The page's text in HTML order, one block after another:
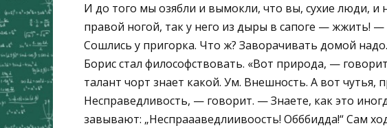
И до того мы озябли и вымокли, что вы, сухие люди, и
правой ногой, так у него из дыры в сапоге — жжить! —
Сошлись у пригорка. Что ж? Заворачивать домой
Борис стал философствовать. «Вот природа, —
талант чорт знает какой. Ум. Внешность. А вот чутья,
Несправедливость, — говорит. — Знаете, как это
завывают: „Неспраааведлиивоость! Обббидда!“ Сам